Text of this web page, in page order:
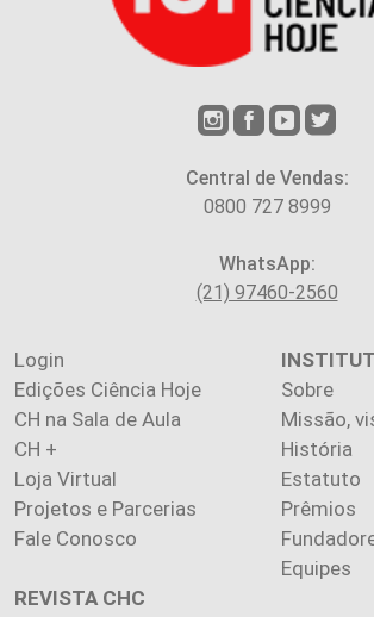
Central de Vendas:
0800 727 8999
WhatsApp:
(21) 97460-2560
Login
Edições Ciência Hoje
CH na Sala de Aula
CH +
Loja Virtual
Projetos e Parcerias
Fale Conosco
Sobre
Missão,
História
Estatuto
Prêmios
Equipes
REVISTA CHC